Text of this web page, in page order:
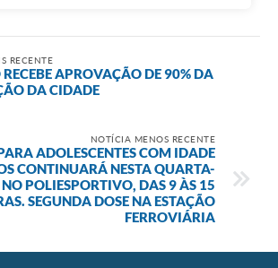
RECENTE
APROVAÇÃO DE 90% DA
DA CIDADE
NOTÍCIA MENOS RECENTE
ADOLESCENTES COM IDADE
CONTINUARÁ NESTA QUARTA-
POLIESPORTIVO, DAS 9 ÀS 15
SEGUNDA DOSE NA ESTAÇÃO
FERROVIÁRIA